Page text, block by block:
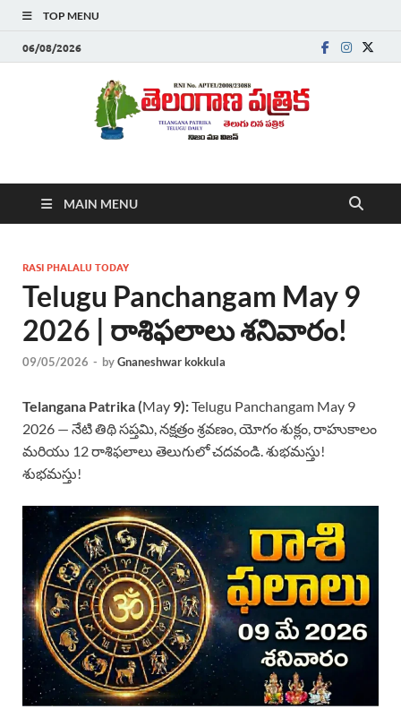
TOP MENU
06/08/2026
Telanganapatrika
,Latest Telangana News, Rajanna Sircilla News, Telangana
Breaking News, Telugu Newspaper Online, Today Telugu News,
తెలుగు వార్తలు , బ్రేకింగ్ న్యూస్ తెలుగులో , తెలంగాణ లో తాజా అప్‌డేట్స్ ,
తెలుగు న్యూస్ పేపర్
MAIN MENU
RASI PHALALU TODAY
Telugu Panchangam May 9
2026 | రాశిఫలాలు శనివారం!
09/05/2026 - byGnaneshwar kokkula
Telangana Patrika (May 9):Telugu Panchangam May 9
2026 — నేటి తిథి సప్తమి, నక్షత్రం శ్రవణం, యోగం శుక్లం, రాహుకాలం
మరియు 12 రాశిఫలాలు తెలుగులో చదవండి. శుభమస్తు!
శుభమస్తు!